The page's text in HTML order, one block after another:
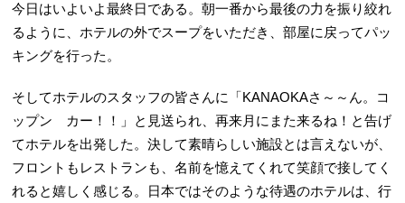
今日はいよいよ最終日である。朝一番から最後の力を振り絞れ
るように、ホテルの外でスープをいただき、部屋に戻ってパッ
キングを行った。
そしてホテルのスタッフの皆さんに「KANAOKAさ～～ん。コ
ップン カー！！」と見送られ、再来月にまた来るね！と告げ
てホテルを出発した。決して素晴らしい施設とは言えないが、
フロントもレストランも、名前を憶えてくれて笑顔で接してく
れると嬉しく感じる。日本ではそのような待遇のホテルは、行